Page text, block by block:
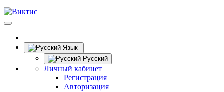
Язык
Русский
Личный кабинет
Регистрация
Авторизация